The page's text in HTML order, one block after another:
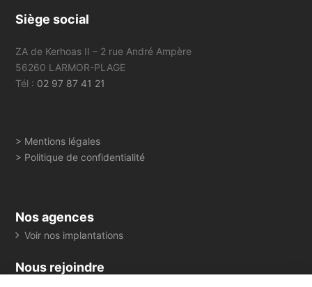
Siège social
ZA de Kerhoas II – 2 rue André Ampère
56260 LARMOR-PLAGE
Tél : 02 97 87 41 21
> Mentions légales
> Politique de confidentialité
Nos agences
Voir nos implantations
Nous rejoindre